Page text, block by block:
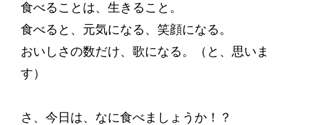
食べることは、生きること。
食べると、元気になる、笑顔になる。
おいしさの数だけ、歌になる。（と、思いま
す）
さ、今日は、なに食べましょうか！？